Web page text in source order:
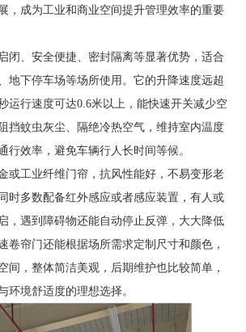
，成为工业和商业空间提升管理效率的重要
闭、安全便捷、密封隔离等显著优势，适合
地下停车场等场所使用。它的升降速度远超
运行速度可达0.6米以上，能快速开关减少空
挡蚊虫灰尘、隔绝冷热空气，维持室内温度
行效率，避免车辆行人长时间等候。
或工业纤维门帘，抗风性能好，不易变形老
时多数配备红外感应或者感应装置，有人或
，遇到障碍物还能自动停止反弹，大大降低
卷帘门还能根据场所需求定制尺寸和颜色，
间，整体简洁美观，后期维护也比较简单，
环境舒适度的理想选择。